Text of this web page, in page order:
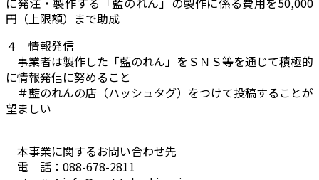
円（上限額）まで助成
４ 情報発信
事業者は製作した「藍のれん」をＳＮＳ等を通じて積極的
に情報発信に努めること
＃藍のれんの店（ハッシュタグ）をつけて投稿することが
望ましい
本事業に関するお問い合わせ先
電 話：088-678-2811